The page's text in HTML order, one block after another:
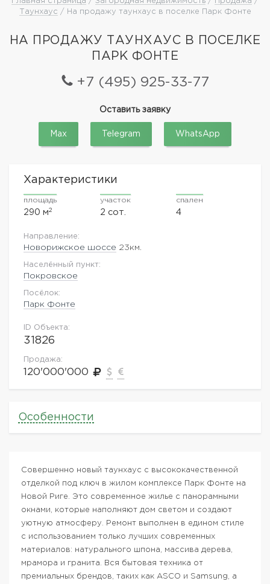
Таунхаус / На продажу таунхаус в поселке Парк Фонте
НА ПРОДАЖУ ТАУНХАУС В ПОСЕЛКЕ
ПАРК ФОНТЕ
+7 (495) 925-33-77
Оставить заявку
Max Telegram WhatsApp
Характеристики
площадь
290 м2
участок
2 сот.
спален
4
Направление:
Новорижское шоссе 23км.
Населённый пункт:
Покровское
Посёлок:
Парк Фонте
ID Объекта:
31826
Продажа:
120'000'000
Особенности
Совершенно новый таунхаус с высококачественной
отделкой под ключ в жилом комплексе Парк Фонте на
Новой Риге. Это современное жилье с панорамными
окнами, которые наполняют дом светом и создают
уютную атмосферу. Ремонт выполнен в едином стиле
с использованием только лучших современных
материалов: натурального шпона, массива дерева,
мрамора и гранита. Вся бытовая техника от
премиальных брендов, таких как ASCO и Samsung, а